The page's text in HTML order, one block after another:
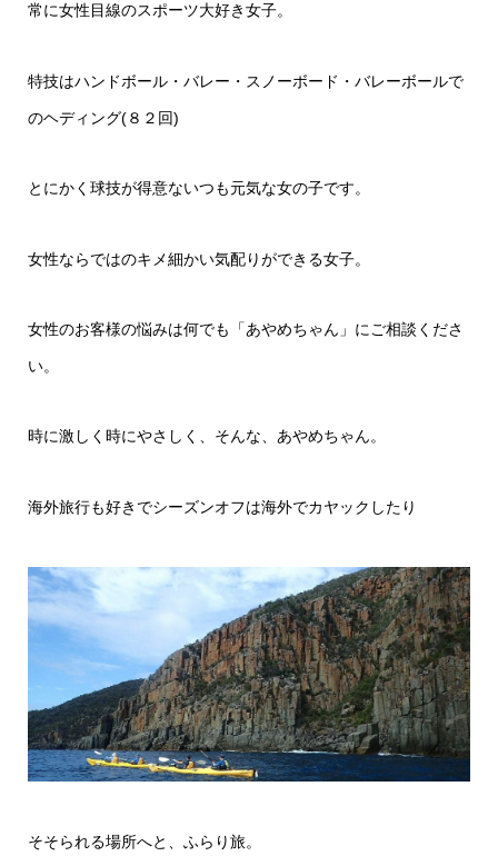
常に女性目線のスポーツ大好き女子。
特技はハンドボール・バレー・スノーボード・バレーボールで
のヘディング(８２回)
とにかく球技が得意ないつも元気な女の子です。
女性ならではのキメ細かい気配りができる女子。
女性のお客様の悩みは何でも「あやめちゃん」にご相談くださ
い。
時に激しく時にやさしく、そんな、あやめちゃん。
海外旅行も好きでシーズンオフは海外でカヤックしたり
そそられる場所へと、ふらり旅。